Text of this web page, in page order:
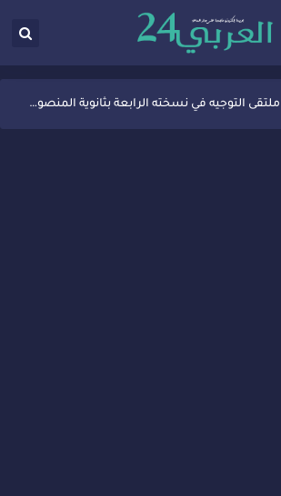
ثانوية المنصور الذهبي بسيدي قاسم تُعزّز ثقافة التوجيه المدرسي بمبادرة نوعية تجمع بين التفاعل والتكريم
ملتقى التوجيه في نسخته الرابعة بثانوية المنصور الذهبي بسيدي قاسم